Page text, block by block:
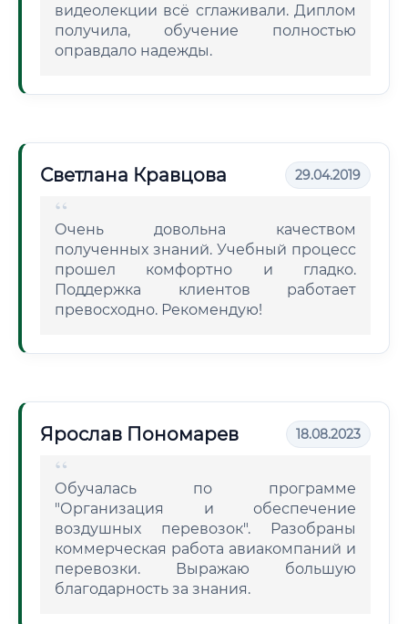
видеолекции всё сглаживали. Диплом
получила, обучение полностью
оправдало надежды.
Светлана Кравцова 29.04.2019
Очень довольна качеством
полученных знаний. Учебный процесс
прошел комфортно и гладко.
Поддержка клиентов работает
превосходно. Рекомендую!
Ярослав Пономарев 18.08.2023
Обучалась по программе
"Организация и обеспечение
воздушных перевозок". Разобраны
коммерческая работа авиакомпаний и
перевозки. Выражаю большую
благодарность за знания.